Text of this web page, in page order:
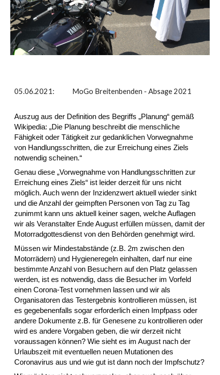
05.06.2021: MoGo Breitenbenden - Absage 2021
Auszug aus der Definition des Begriffs „Planung“ gemäß
Wikipedia: „Die Planung beschreibt die menschliche
Fähigkeit oder Tätigkeit zur gedanklichen Vorwegnahme
von Handlungsschritten, die zur Erreichung eines Ziels
notwendig scheinen.“
Genau diese „Vorwegnahme von Handlungsschritten zur
Erreichung eines Ziels“ ist leider derzeit für uns nicht
möglich. Auch wenn der Inzidenzwert aktuell wieder sinkt
und die Anzahl der geimpften Personen von Tag zu Tag
zunimmt kann uns aktuell keiner sagen, welche Auflagen
wir als Veranstalter Ende August erfüllen müssen, damit der
Motorradgottesdienst von den Behörden genehmigt wird.
Müssen wir Mindestabstände (z.B. 2m zwischen den
Motorrädern) und Hygieneregeln einhalten, darf nur eine
bestimmte Anzahl von Besuchern auf den Platz gelassen
werden, ist es notwendig, dass die Besucher im Vorfeld
einen Corona-Test vornehmen lassen und wir als
Organisatoren das Testergebnis kontrollieren müssen, ist
es gegebenenfalls sogar erforderlich einen Impfpass oder
andere Dokumente z.B. für Genesene zu kontrollieren oder
wird es andere Vorgaben geben, die wir derzeit nicht
voraussagen können? Wie sieht es im August nach der
Urlaubszeit mit eventuellen neuen Mutationen des
Coronavirus aus und wie gut ist dann noch der Impfschutz?